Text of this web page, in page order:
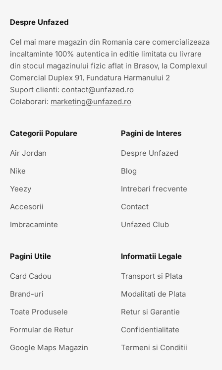
Despre Unfazed
Cel mai mare magazin din Romania care comercializeaza
incaltaminte 100% autentica in editie limitata cu livrare
din stocul magazinului fizic aflat in Brasov, la Complexul
Comercial Duplex 91, Fundatura Harmanului 2
Suport clienti: contact@unfazed.ro
Colaborari: marketing@unfazed.ro
Categorii Populare
Air Jordan
Nike
Yeezy
Accesorii
Imbracaminte
Pagini de Interes
Despre Unfazed
Blog
Intrebari frecvente
Contact
Unfazed Club
Pagini Utile
Card Cadou
Brand-uri
Toate Produsele
Formular de Retur
Google Maps Magazin
Informatii Legale
Transport si Plata
Modalitati de Plata
Retur si Garantie
Confidentialitate
Termeni si Conditii